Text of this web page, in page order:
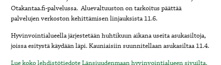
Otakantaa.fi-palvelussa. Aluevaltuuston on tarkoitus päättää
palvelujen verkoston kehittämisen linjauksista 11.6.
Hyvinvointialueella järjestetään huhtikuun aikana useita asukasiltoja,
joissa esitystä käydään läpi. Kauniaisiin suunnitellaan asukasiltaa 11.4.
Lue koko lehdistötiedote Länsiuudenmaan hyvinvointialueen sivuilta.